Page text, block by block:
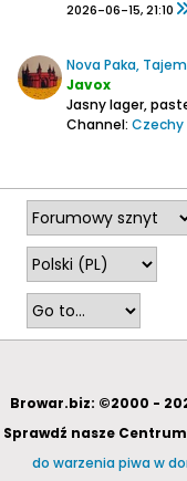
2026-06-15, 21:10
Nova Paka,
Javox
Jasny lager,
Channel: Czechy
Browar.biz: ©2000 -
Sprawdź nasze
do warzenia piwa w